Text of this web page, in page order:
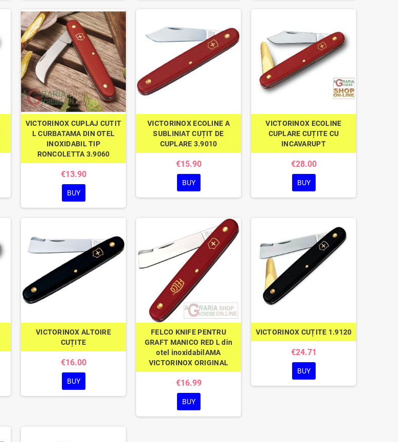
VICTORINOX CUPLAJ CUTIT
L CURBATAMA DIN OTEL
INOXIDABIL TIP
RONCOLETTA 3.9060
€13.90
BUY
VICTORINOX ECOLINE A
SUBLINIAT CUȚIT DE
CUPLARE 3.9010
€15.90
BUY
VICTORINOX ECOLINE
CUPLARE CUȚITE CU
INCAVARUPT
€28.00
BUY
VICTORINOX ALTOIRE
CUȚITE
€16.00
BUY
FELCO KNIFE PENTRU
GRAFT MANICO RED L din
otel inoxidabilAMA
VICTORINOX ORIGINAL
€16.99
BUY
VICTORINOX CUȚITE 1.9120
€24.71
BUY